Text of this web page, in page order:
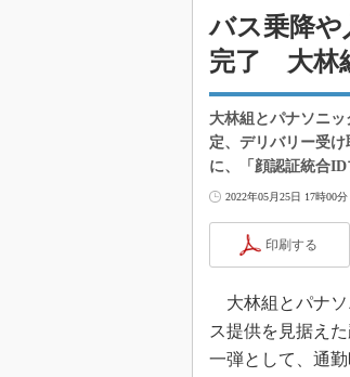
バス乗降や
完了 大林
大林組とパナソニ
定、デリバリー受
に、「顔認証統合ID
2022年05月25日 17時00
印刷する
大林組とパナソ
ス提供を見据え
一弾として、通